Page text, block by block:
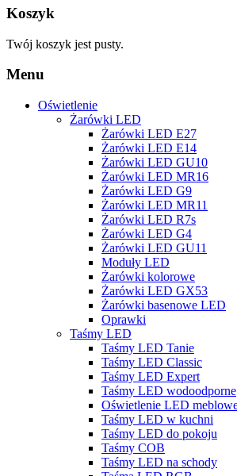
Koszyk
Twój koszyk jest pusty.
Menu
Oświetlenie
Żarówki LED
Żarówki LED E27
Żarówki LED E14
Żarówki LED GU10
Żarówki LED MR16
Żarówki LED G9
Żarówki LED MR11
Żarówki LED R7s
Żarówki LED G4
Żarówki LED GU11
Moduły LED
Żarówki kolorowe
Żarówki LED GX53
Żarówki basenowe LED
Oprawki
Taśmy LED
Taśmy LED Tanie
Taśmy LED Classic
Taśmy LED Expert
Taśmy LED wodoodporne
Oświetlenie LED
Taśmy LED w kuchni
Taśmy LED do pokoju
Taśmy COB
Taśmy LED na schody